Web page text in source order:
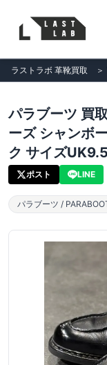
ラストラボ 革靴買取 ＞
パラブーツ 買
ーズ シャンボ
ク サイズUK9.5
ポスト LINE
パラブーツ /